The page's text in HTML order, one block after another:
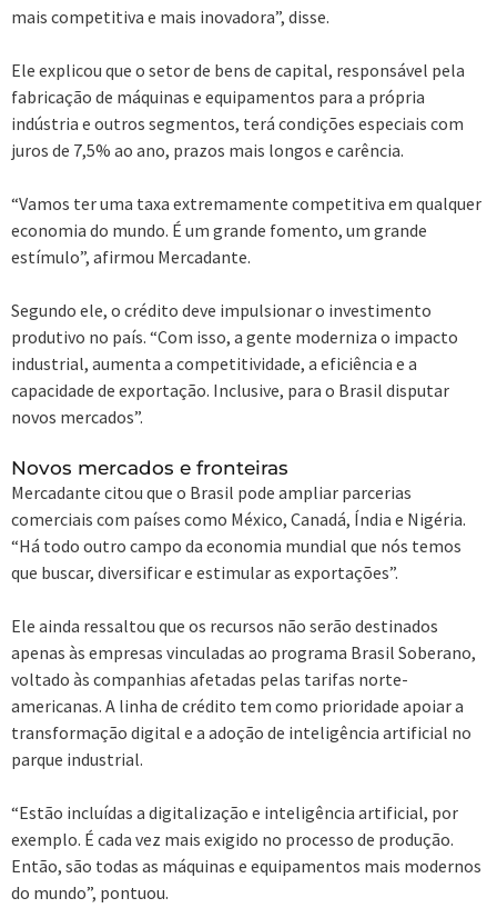
mais competitiva e mais inovadora”, disse.
Ele explicou que o setor de bens de capital, responsável pela
fabricação de máquinas e equipamentos para a própria
indústria e outros segmentos, terá condições especiais com
juros de 7,5% ao ano, prazos mais longos e carência.
“Vamos ter uma taxa extremamente competitiva em qualquer
economia do mundo. É um grande fomento, um grande
estímulo”, afirmou Mercadante.
Segundo ele, o crédito deve impulsionar o investimento
produtivo no país. “Com isso, a gente moderniza o impacto
industrial, aumenta a competitividade, a eficiência e a
capacidade de exportação. Inclusive, para o Brasil disputar
novos mercados”.
Novos mercados e fronteiras
Mercadante citou que o Brasil pode ampliar parcerias
comerciais com países como México, Canadá, Índia e Nigéria.
“Há todo outro campo da economia mundial que nós temos
que buscar, diversificar e estimular as exportações”.
Ele ainda ressaltou que os recursos não serão destinados
apenas às empresas vinculadas ao programa Brasil Soberano,
voltado às companhias afetadas pelas tarifas norte-
americanas. A linha de crédito tem como prioridade apoiar a
transformação digital e a adoção de inteligência artificial no
parque industrial.
“Estão incluídas a digitalização e inteligência artificial, por
exemplo. É cada vez mais exigido no processo de produção.
Então, são todas as máquinas e equipamentos mais modernos
do mundo”, pontuou.